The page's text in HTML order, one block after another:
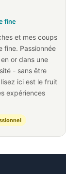
fine
et mes coups
fine. Passionnée
or dans une
- sans être
ici est le fruit
expériences